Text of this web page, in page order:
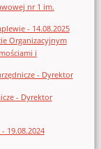
nr 1 im.
- 14.08.2025
Organizacyjnym
i
- Dyrektor
- Dyrektor
19.08.2024